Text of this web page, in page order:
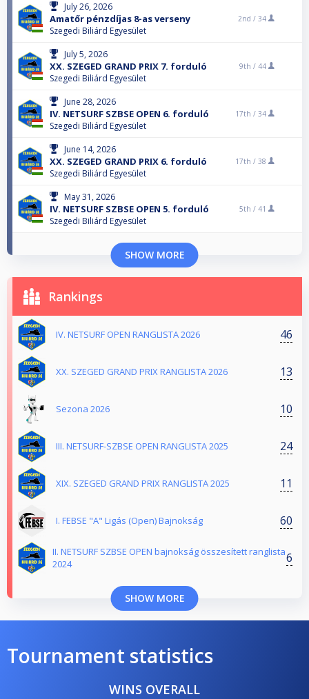
July 26, 2026
Amatőr pénzdíjas 8-as verseny
Szegedi Biliárd Egyesület
2nd / 34
July 5, 2026
XX. SZEGED GRAND PRIX 7. forduló
Szegedi Biliárd Egyesület
9th / 44
June 28, 2026
IV. NETSURF SZBSE OPEN 6. forduló
Szegedi Biliárd Egyesület
17th / 34
June 14, 2026
XX. SZEGED GRAND PRIX 6. forduló
Szegedi Biliárd Egyesület
17th / 38
May 31, 2026
IV. NETSURF SZBSE OPEN 5. forduló
Szegedi Biliárd Egyesület
5th / 41
SHOW MORE
Rankings
IV. NETSURF OPEN RANGLISTA 2026 46
XX. SZEGED GRAND PRIX RANGLISTA 2026 13
Sezona 2026 10
III. NETSURF-SZBSE OPEN RANGLISTA 2025 24
XIX. SZEGED GRAND PRIX RANGLISTA 2025 11
I. FEBSE "A" Ligás (Open) Bajnokság 60
II. NETSURF SZBSE OPEN bajnokság összesített ranglista
2024
6
SHOW MORE
Tournament statistics
WINS OVERALL